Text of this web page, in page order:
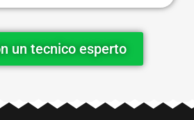
un tecnico esperto